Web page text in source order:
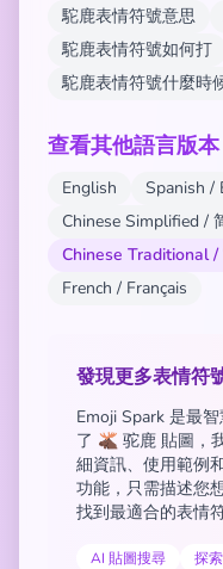
駝鹿表情符號意思
駝鹿表情符號如何打
駝鹿表情符號什麼時
查看其他語言版本
English
Spanish /
Chinese Simplified /
Chinese Traditional /
French / Français
發現更多表情符
Emoji Spark 是最
了 🫎 驼鹿 貼圖，
細資訊、使用範例
功能，只需描述您
找到最適合的表情符
AI 貼圖搜尋 探